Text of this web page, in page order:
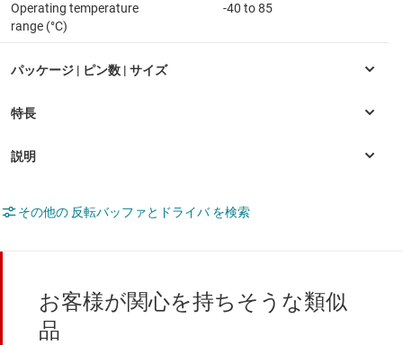
Operating temperature
range (°C)
-40 to 85
その他の 反転バッファとドライバ を検索
お客様が関心を持ちそうな類似
品